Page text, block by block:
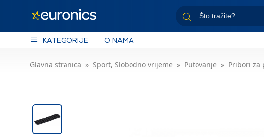
KATEGORIJE O NAMA
Glavna stranica Sport, Slobodno vrijeme Putovanje Pribori za